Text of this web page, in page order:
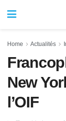
Home Actualités
New
l’OIF